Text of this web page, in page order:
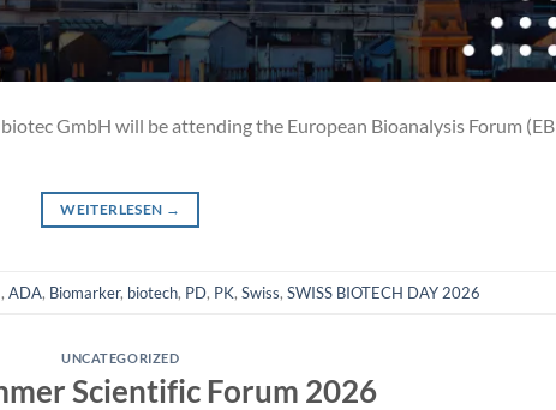
GmbH will be attending the European Bioanalysis Forum
WEITERLESEN →
, ADA, Biomarker, biotech, PD, PK, Swiss, SWISS BIOTECH DAY 2026
UNCATEGORIZED
Scientific Forum 2026